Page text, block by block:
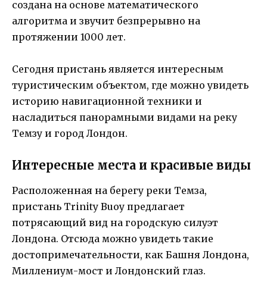
создана на основе математического
алгоритма и звучит безпрерывно на
протяжении 1000 лет.
Сегодня пристань является интересным
туристическим объектом, где можно увидеть
историю навигационной техники и
насладиться панорамными видами на реку
Темзу и город Лондон.
Интересные места и красивые виды
Расположенная на берегу реки Темза,
пристань Trinity Buoy предлагает
потрясающий вид на городскую силуэт
Лондона. Отсюда можно увидеть такие
достопримечательности, как Башня Лондона,
Миллениум-мост и Лондонский глаз.